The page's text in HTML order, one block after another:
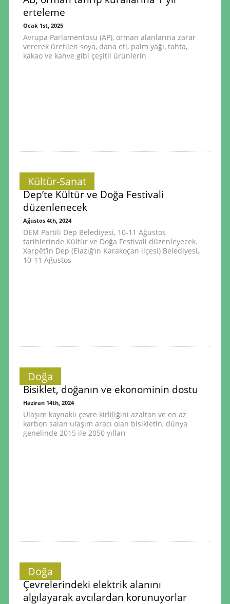
erteleme
Ocak 1st, 2025
Avrupa Parlamentosu (AP), orman alanlarına zarar
vererek üretilen soya, dana eti, palm yağı, tahta,
kakao ve kahve gibi çeşitli ürünlerin
Kültür-Sanat
Dep’te Kültür ve Doğa Festivali
düzenlenecek
Ağustos 4th, 2024
DEM Partili Dep Belediyesi, 10-11 Ağustos
tarihlerinde Kültür ve Doğa Festivali düzenleyecek.
Xarpêt’in Dep (Elazığ’ın Karakoçan ilçesi) Belediyesi,
10-11 Ağustos
Doğa
Bisiklet, doğanın ve ekonominin dostu
Haziran 14th, 2024
Ulaşım kaynaklı çevre kirliliğini azaltan ve en az
karbon salan ulaşım aracı olan bisikletin, dünya
genelinde 2015 ile 2050 yılları
Doğa
Çevrelerindeki elektrik alanını
algılayarak avcılardan korunuyorlar